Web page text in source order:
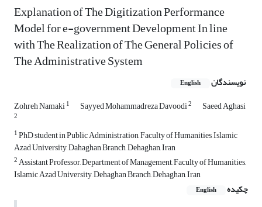
Explanation of The Digitization Performance
Model for e-government Development In line
with The Realization of The General Policies of
The Administrative System
نویسندگان English
Zohreh Namaki1 Sayyed Mohammadreza Davoodi2 Saeed Aghasi
2
1PhD student in Public Administration, Faculty of Humanities, Islamic
Azad University, Dahaghan Branch, Dehaghan, Iran
2Assistant Professor, Department of Management, Faculty of Humanities,
Islamic Azad University, Dehaghan Branch, Dehaghan, Iran
چکیده
English